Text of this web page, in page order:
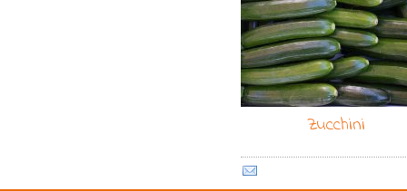
Zucchini